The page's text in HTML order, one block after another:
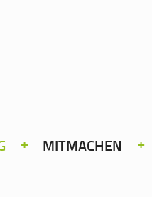
MITMACHEN